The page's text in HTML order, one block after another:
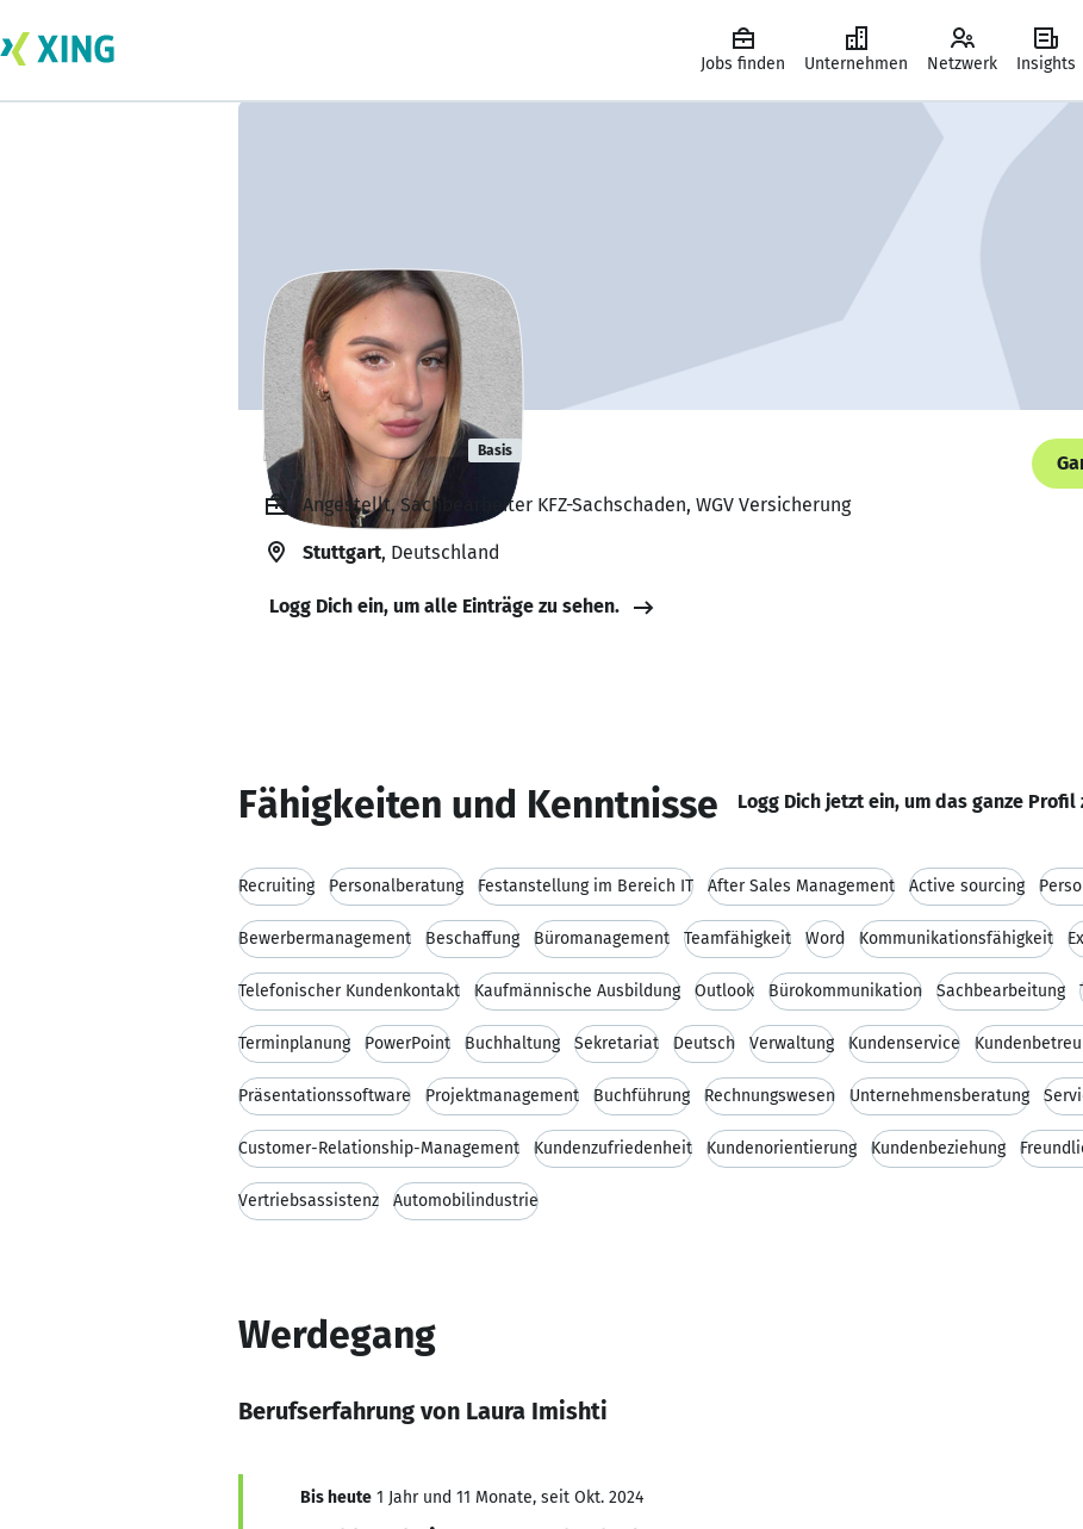
Jobs finden Unternehmen Netzwerk Insights
Laura Imishti Basis
Angestellt, Sachbearbeiter KFZ-Sachschaden, WGV Versicherung
Stuttgart, Deutschland
Logg Dich ein, um alle Einträge zu sehen.
Fähigkeiten und Kenntnisse Logg Dich jetzt ein, um das ganze Profil
Recruiting Personalberatung Festanstellung im Bereich IT After Sales Management Active sourcing
Bewerbermanagement Beschaffung Büromanagement Teamfähigkeit Word Kommunikationsfähigkeit
Telefonischer Kundenkontakt Kaufmännische Ausbildung Outlook Bürokommunikation Sachbearbeitung
Terminplanung PowerPoint Buchhaltung Sekretariat Deutsch Verwaltung Kundenservice
Präsentationssoftware Projektmanagement Buchführung Rechnungswesen Unternehmensberatung
Customer-Relationship-Management Kundenzufriedenheit Kundenorientierung Kundenbeziehung
Vertriebsassistenz Automobilindustrie
Werdegang
Berufserfahrung von Laura Imishti
Bis heute 1 Jahr und 11 Monate, seit Okt. 2024